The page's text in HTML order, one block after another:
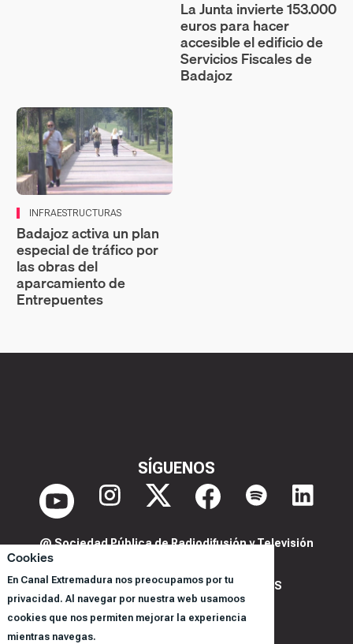
Cookies
En Canal Extremadura nos preocupamos por tu
privacidad. Al navegar por nuestra web usamoos
cookies que nos permiten mejorar la experiencia
mientras navegas.
La Junta invierte 153.000
euros para hacer
accesible el edificio de
Servicios Fiscales de
Badajoz
INFRAESTRUCTURAS
Badajoz activa un plan
especial de tráfico por
las obras del
aparcamiento de
Entrepuentes
SÍGUENOS
@ Sociedad Pública de Radiodifusión y Televisión
POLITICA DE PRIVACIDAD Y COOKIES